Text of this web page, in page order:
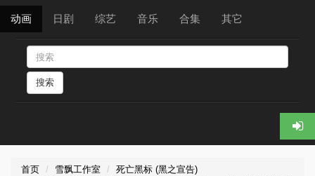
动画 日剧 综艺 音乐 合集 其它
搜索
首页 雪飘工作室
死亡黑标 (黑之宣告)